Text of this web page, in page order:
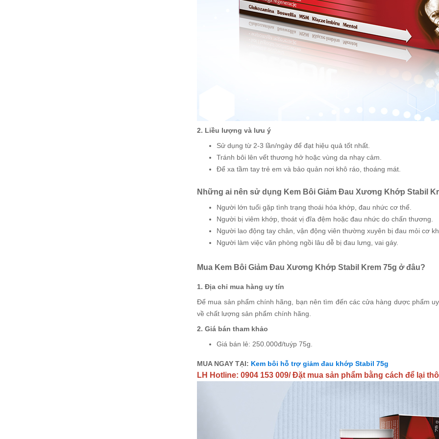
2. Liều lượng và lưu ý
Sử dụng từ 2-3 lần/ngày để đạt hiệu quả tốt nhất.
Tránh bôi lên vết thương hở hoặc vùng da nhạy cảm.
Để xa tầm tay trẻ em và bảo quản nơi khô ráo, thoáng mát.
Những ai nên sử dụng Kem Bôi Giảm Đau Xương Khớp Stabil
Người lớn tuổi gặp tình trạng thoái hóa khớp, đau nhức cơ thể.
Người bị viêm khớp, thoát vị đĩa đệm hoặc đau nhức do chấn thương.
Người lao động tay chân, vận động viên thường xuyên bị đau mỏi cơ
Người làm việc văn phòng ngồi lâu dễ bị đau lưng, vai gáy.
Mua Kem Bôi Giảm Đau Xương Khớp Stabil Krem 75g ở đâu?
1. Địa chỉ mua hàng uy tín
Để mua sản phẩm chính hãng, bạn nên tìm đến các cửa hàng dược phẩm
về chất lượng sản phẩm chính hãng.
2. Giá bán tham khảo
Giá bán lẻ: 250.000đ/tuýp 75g.
MUA NGAY TẠI: Kem bôi hỗ trợ giảm đau khớp Stabil 75g
LH Hotline: 0904 153 009/ Đặt mua sản phẩm bằng cách để lại